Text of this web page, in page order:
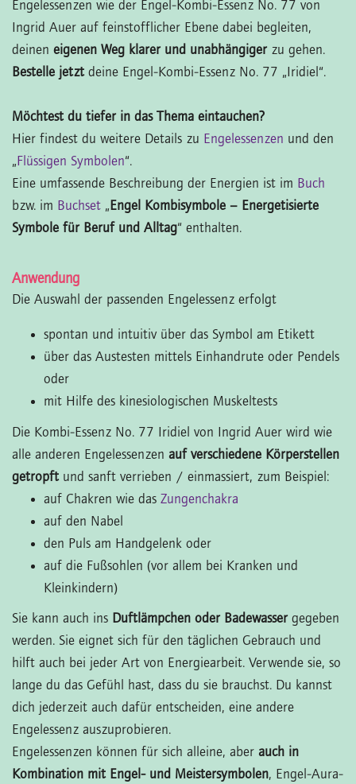
Engelessenzen wie der Engel-Kombi-Essenz No. 77 von
Ingrid Auer auf feinstofflicher Ebene dabei begleiten,
deinen eigenen Weg klarer und unabhängigerzu gehen.
Bestelle jetztdeine Engel-Kombi-Essenz No. 77 „Iridiel“.
Möchtest du tiefer in das Thema eintauchen?
Hier findest du weitere Details zu Engelessenzen und den
„Flüssigen Symbolen“.
Eine umfassende Beschreibung der Energien ist im Buch
bzw. im Buchset „Engel Kombisymbole – Energetisierte
Symbole für Beruf und Alltag“ enthalten.
Anwendung
Die Auswahl der passenden Engelessenz erfolgt
spontan und intuitiv über das Symbol am Etikett
über das Austesten mittels Einhandrute oder Pendels
oder
mit Hilfe des kinesiologischen Muskeltests
Die Kombi-Essenz No. 77 Iridiel von Ingrid Auer wird wie
alle anderen Engelessenzen auf verschiedene Körperstellen
getropft und sanft verrieben / einmassiert, zum Beispiel:
auf Chakren wie das Zungenchakra
auf den Nabel
den Puls am Handgelenk oder
auf die Fußsohlen (vor allem bei Kranken und
Kleinkindern)
Sie kann auch ins Duftlämpchen oder Badewassergegeben
werden. Sie eignet sich für den täglichen Gebrauch und
hilft auch bei jeder Art von Energiearbeit. Verwende sie, so
lange du das Gefühl hast, dass du sie brauchst. Du kannst
dich jederzeit auch dafür entscheiden, eine andere
Engelessenz auszuprobieren.
Engelessenzen können für sich alleine, aber auch in
Kombination mit Engel- und Meistersymbolen, Engel-Aura-